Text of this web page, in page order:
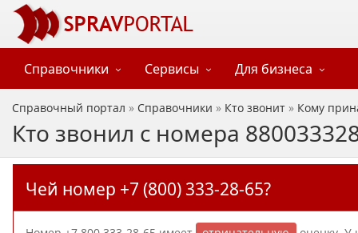
Справочники Сервисы Для бизнеса
Справочный портал » Справочники » Кто звонит » Кому
Кто звонил с номера
Чей номер +7 (800) 333-28-65?